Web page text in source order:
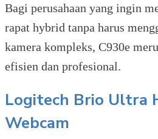
Bagi perusahaan yang ingin
rapat hybrid tanpa harus
kamera kompleks, C930e
efisien dan profesional.
Logitech Brio Ultra
Webcam